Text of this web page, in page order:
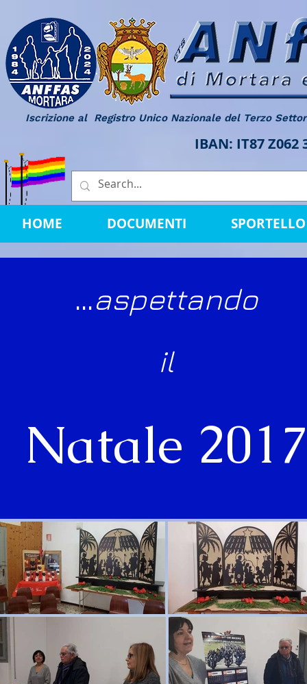
Iscrizione al Registro Unico Nazionale del Terzo
IBAN: IT87
HOME DOCUMENTI
...aspettando
il
Natale